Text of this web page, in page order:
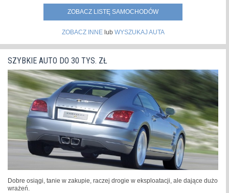
ZOBACZ LISTĘ SAMOCHODÓW
ZOBACZ INNElub WYSZUKAJ AUTA
SZYBKIE AUTO DO 30 TYS. ZŁ
Dobre osiągi, tanie w zakupie, raczej drogie w eksploatacji, ale dające dużo
wrażeń.